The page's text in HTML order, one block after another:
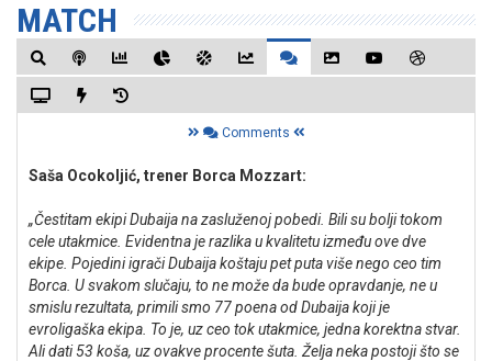
MATCH
Comments
Saša Ocokoljić, trener Borca Mozzart:
„Čestitam ekipi Dubaija na zasluženoj pobedi. Bili su bolji tokom
cele utakmice. Evidentna je razlika u kvalitetu između ove dve
ekipe. Pojedini igrači Dubaija koštaju pet puta više nego ceo tim
Borca. U svakom slučaju, to ne može da bude opravdanje, ne u
smislu rezultata, primili smo 77 poena od Dubaija koji je
evroligaška ekipa. To je, uz ceo tok utakmice, jedna korektna stvar.
Ali dati 53 koša, uz ovakve procente šuta. Želja neka postoji što se